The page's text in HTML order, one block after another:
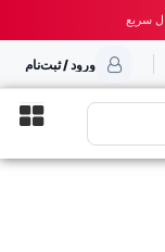
سریع
ورود / ثبت‌نام